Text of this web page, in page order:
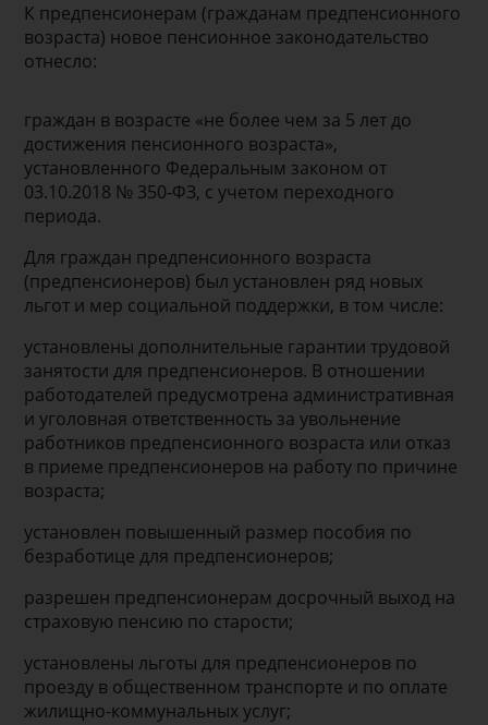
К предпенсионерам (гражданам предпенсионного
возраста) новое пенсионное законодательство
отнесло:
граждан в возрасте «не более чем за 5 лет до
достижения пенсионного возраста»,
установленного Федеральным законом от
03.10.2018 № 350-ФЗ, с учетом переходного
периода.
Для граждан предпенсионного возраста
(предпенсионеров) был установлен ряд новых
льгот и мер социальной поддержки, в том числе:
установлены дополнительные гарантии трудовой
занятости для предпенсионеров. В отношении
работодателей предусмотрена административная
и уголовная ответственность за увольнение
работников предпенсионного возраста или отказ
в приеме предпенсионеров на работу по причине
возраста;
установлен повышенный размер пособия по
безработице для предпенсионеров;
разрешен предпенсионерам досрочный выход на
страховую пенсию по старости;
установлены льготы для предпенсионеров по
проезду в общественном транспорте и по оплате
жилищно-коммунальных услуг;